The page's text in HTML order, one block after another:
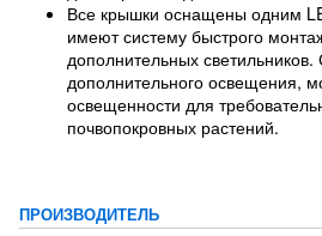
Все крышки оснащены одним
имеют систему быстрого
дополнительных
дополнительного освещения,
освещенности для
почвопокровных растений.
ПРОИЗВОДИТЕЛЬ